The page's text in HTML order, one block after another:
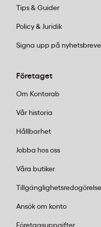
Fritidselektronik
närmaste
Powerbird S1500
ut elen.
Grillsäsongen:
effekter. Från
kraftpaket med
som håller år
Trädgård och
för altanen. Allt
plats där
Tips & Guider
Policy & Juridik
Signa upp på
Företaget
Om Kontorab
Vår historia
Hållbarhet
Jobba hos oss
Våra butiker
Tillgänglighetsredogörelse
Ansök om konto
Företagsuppgifter